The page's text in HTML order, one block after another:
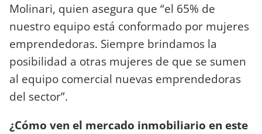
Molinari, quien asegura que “el 65% de
nuestro equipo está conformado por mujeres
emprendedoras. Siempre brindamos la
posibilidad a otras mujeres de que se sumen
al equipo comercial nuevas emprendedoras
del sector”.
¿Cómo ven el mercado inmobiliario en este